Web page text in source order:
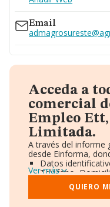
Email
Acceda a
comercial
Empleo Ett,
Limitada.
A través del informe
desde Einforma,
Datos
Teléfono,
Informe
Gráficos de
Consejo de
Ver más
QUIERO